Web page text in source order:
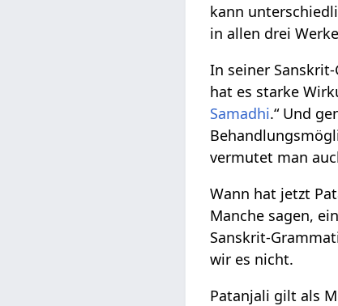
kann
in allen drei
In seiner
hat es starke
Samadhi.“ Und
vermutet man
Wann hat jetzt
Manche sagen,
Sanskrit-
wir es nicht.
Patanjali gilt als